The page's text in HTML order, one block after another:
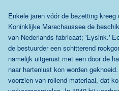
Enkele jaren vóór de bezetting
Koninklijke Marechaussee de
van Nederlands fabricaat; 'Eysink.'
de bestuurder een schitterend
namelijk uitgerust met een door de
naar hartenlust kon worden
voorzien van rollend materiaal, dat